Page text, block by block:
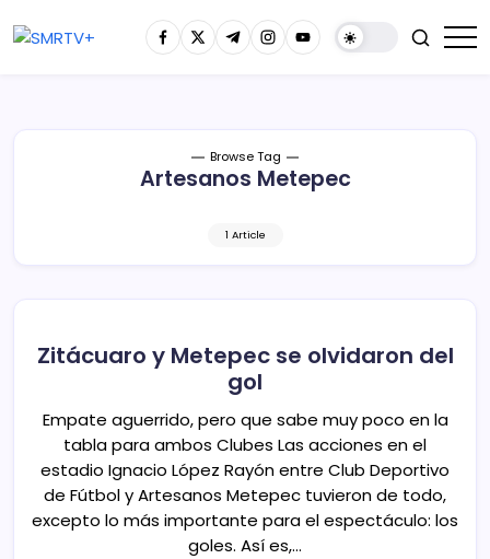
Browse Tag
Artesanos Metepec
1 Article
Zitácuaro y Metepec se olvidaron del
gol
Empate aguerrido, pero que sabe muy poco en la
tabla para ambos Clubes Las acciones en el
estadio Ignacio López Rayón entre Club Deportivo
de Fútbol y Artesanos Metepec tuvieron de todo,
excepto lo más importante para el espectáculo: los
goles. Así es,…